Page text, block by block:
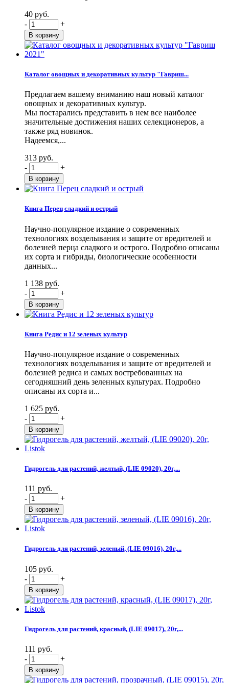
40 руб.
-
+
Каталог овощных и декоративных культур "Гавриш...
Предлагаем вашему вниманию наш новый каталог
овощных и декоративных культур.
Мы постарались представить в нем все наиболее
значительные достижения наших селекционеров, а
также ряд новинок.
Надеемся,...
313 руб.
-
+
Книга Перец сладкий и острый
Научно-популярное издание о современных
технологиях возделывания и защите от вредителей и
болезней перца сладкого и острого. Подробно описаны
их сорта и гибриды, биологические особенности
данных...
1 138 руб.
-
+
Книга Редис и 12 зеленых культур
Научно-популярное издание о современных
технологиях возделывания и защите от вредителей и
болезней редиса и самых востребованных на
сегодняшний день зеленных культурах. Подробно
описаны их сорта и...
1 625 руб.
-
+
Гидрогель для растений, желтый, (LIE 09020), 20г,...
111 руб.
-
+
Гидрогель для растений, зеленый, (LIE 09016), 20г,...
105 руб.
-
+
Гидрогель для растений, красный, (LIE 09017), 20г,...
111 руб.
-
+